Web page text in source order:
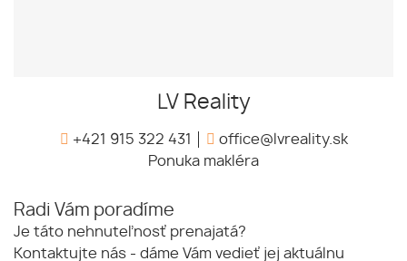
LV Reality
+421 915 322 431
office@lvreality.sk
Ponuka makléra
Radi Vám poradíme
Je táto nehnuteľnosť prenajatá?
Kontaktujte nás - dáme Vám vedieť jej aktuálnu